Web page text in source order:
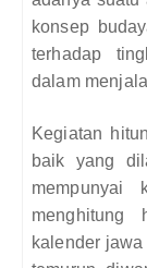
konsep
terhadap
dalam
Kegiatan
baik yang
mempunyai
menghitung
kalender